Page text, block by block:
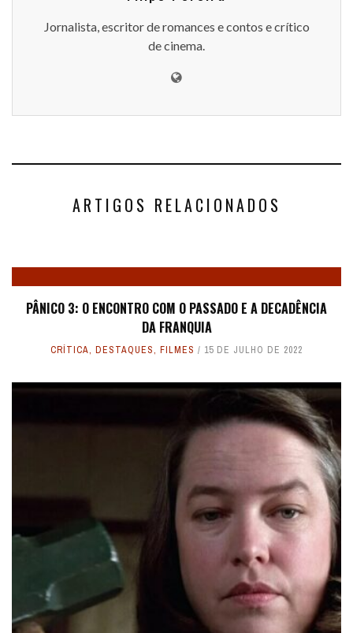
Jornalista, escritor de romances e contos e crítico
de cinema.
ARTIGOS RELACIONADOS
PÂNICO 3: O ENCONTRO COM O PASSADO E A DECADÊNCIA
DA FRANQUIA
CRÍTICA, DESTAQUES, FILMES 15 DE JULHO DE 2022